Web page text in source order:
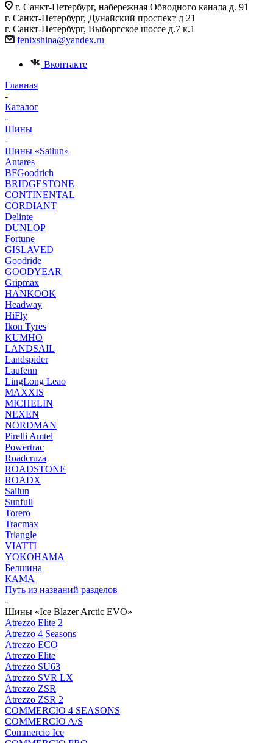
г. Санкт-Петербург, набережная Обводного канала д. 91
г. Санкт-Петербург, Дунайский проспект д 21
г. Санкт-Петербург, Выборгское шоссе д.7 к.1
fenixshina@yandex.ru
Вконтакте
Главная
-
Каталог
-
Шины
-
Шины «Sailun»
Antares
BFGoodrich
BRIDGESTONE
CONTINENTAL
CORDIANT
Delinte
DUNLOP
Fortune
GISLAVED
Goodride
GOODYEAR
Gripmax
HANKOOK
Headway
HiFly
Ikon Tyres
KUMHO
LANDSAIL
Landspider
Laufenn
LingLong Leao
MAXXIS
MICHELIN
NEXEN
NORDMAN
Pirelli Amtel
Powertrac
Roadcruza
ROADSTONE
ROADX
Sailun
Sunfull
Torero
Tracmax
Triangle
VIATTI
YOKOHAMA
Белшина
КАМА
Путь из названий разделов
-
Шины «Ice Blazer Arctic EVO»
Atrezzo Elite 2
Atrezzo 4 Seasons
Atrezzo ECO
Atrezzo Elite
Atrezzo SU63
Atrezzo SVR LX
Atrezzo ZSR
Atrezzo ZSR 2
COMMERCIO 4 SEASONS
COMMERCIO A/S
Commercio Ice